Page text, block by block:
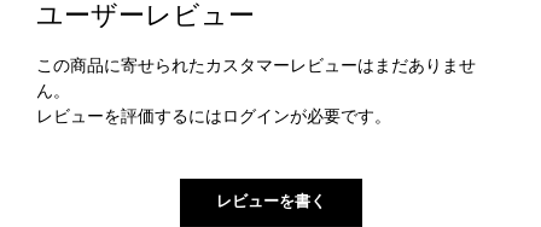
ユーザーレビュー
この商品に寄せられたカスタマーレビューはまだありませ
ん。
レビューを評価するには ログインが必要です。